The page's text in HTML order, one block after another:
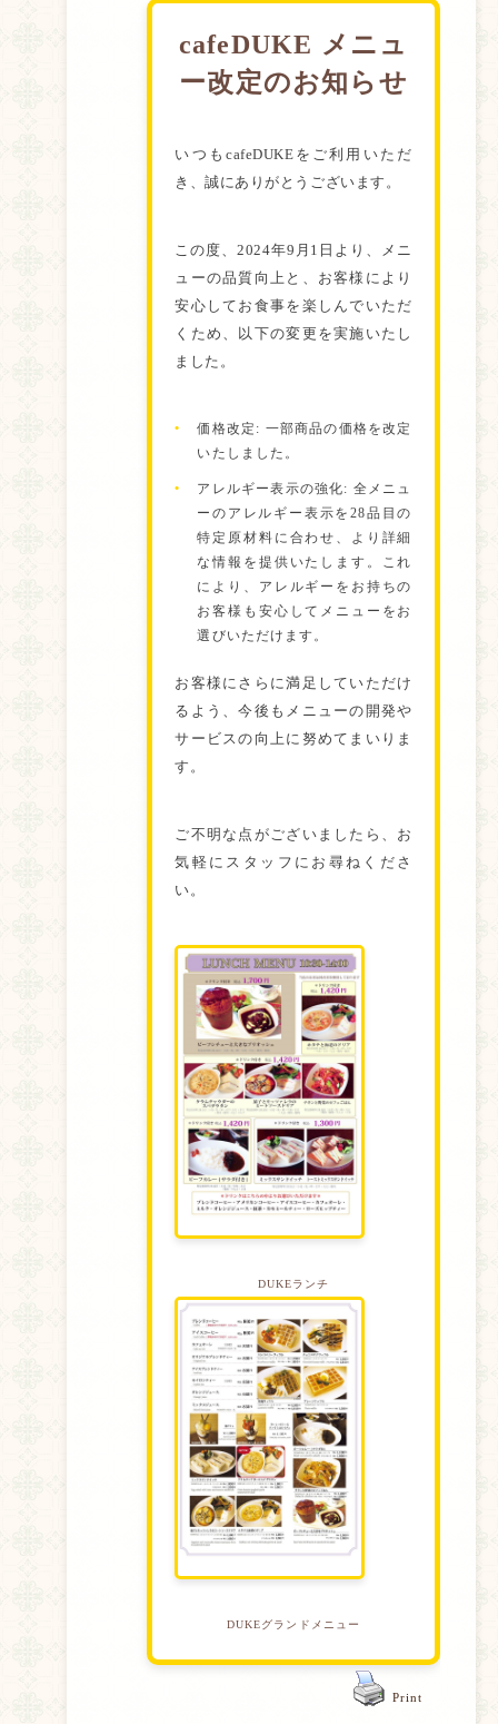
cafeDUKE メニュ
ー改定のお知らせ
いつもcafeDUKEをご利用いただ
き、誠にありがとうございます。
この度、2024年9月1日より、メニ
ューの品質向上と、お客様により
安心してお食事を楽しんでいただ
くため、以下の変更を実施いたし
ました。
価格改定: 一部商品の価格を改定
いたしました。
アレルギー表示の強化: 全メニュ
ーのアレルギー表示を28品目の
特定原材料に合わせ、より詳細
な情報を提供いたします。これ
により、アレルギーをお持ちの
お客様も安心してメニューをお
選びいただけます。
お客様にさらに満足していただけ
るよう、今後もメニューの開発や
サービスの向上に努めてまいりま
す。
ご不明な点がございましたら、お
気軽にスタッフにお尋ねくださ
い。
DUKEランチ
DUKEグランドメニュー
Print